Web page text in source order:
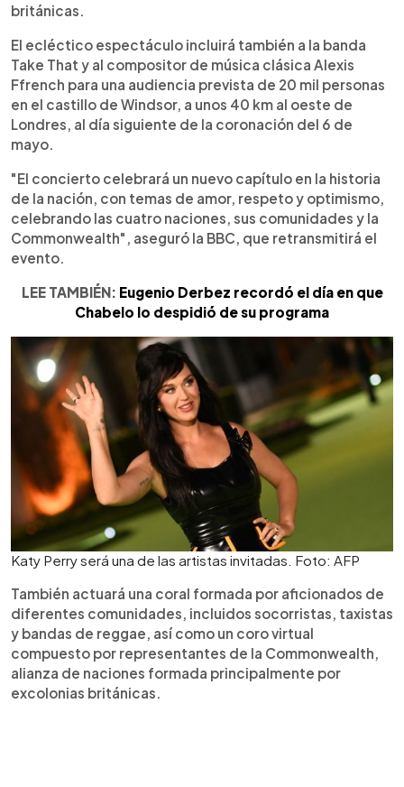
británicas.
El ecléctico espectáculo incluirá también a la banda
Take That y al compositor de música clásica Alexis
Ffrench para una audiencia prevista de 20 mil personas
en el castillo de Windsor, a unos 40 km al oeste de
Londres, al día siguiente de la coronación del 6 de
mayo.
"El concierto celebrará un nuevo capítulo en la historia
de la nación, con temas de amor, respeto y optimismo,
celebrando las cuatro naciones, sus comunidades y la
Commonwealth", aseguró la BBC, que retransmitirá el
evento.
LEE TAMBIÉN: Eugenio Derbez recordó el día en que
Chabelo lo despidió de su programa
Katy Perry será una de las artistas invitadas. Foto: AFP
También actuará una coral formada por aficionados de
diferentes comunidades, incluidos socorristas, taxistas
y bandas de reggae, así como un coro virtual
compuesto por representantes de la Commonwealth,
alianza de naciones formada principalmente por
excolonias británicas.